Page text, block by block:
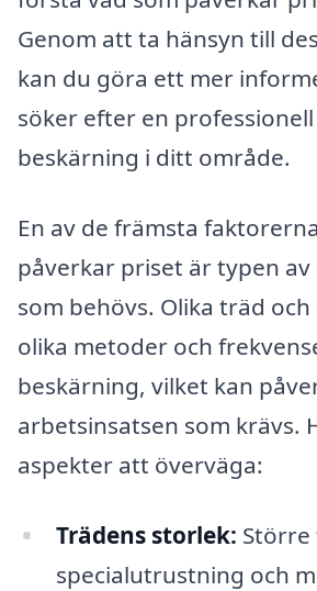
Genom att ta hänsyn till
kan du göra ett mer
söker efter en
beskärning i ditt område.
En av de främsta
påverkar priset är typen av
som behövs. Olika träd
olika metoder och
beskärning, vilket kan
arbetsinsatsen som krävs.
aspekter att överväga:
Trädens storlek: Större
specialutrustning och